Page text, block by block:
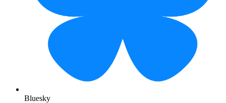
Bluesky